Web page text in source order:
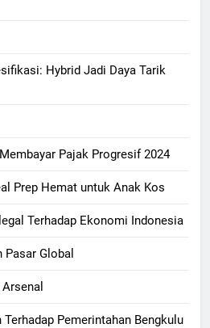
Hybrid Jadi Daya Tarik
Pajak Progresif 2024
Prep Hemat untuk Anak Kos
Terhadap Ekonomi Indonesia
Pasar Global
Terhadap Pemerintahan Bengkulu